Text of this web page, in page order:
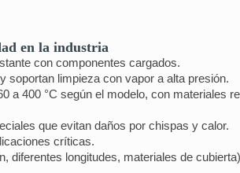
en la industria
con componentes cargados.
soportan limpieza con vapor a alta presión.
a 400 °C según el modelo, con materiales
que evitan daños por chispas y calor.
críticas.
diferentes longitudes, materiales de